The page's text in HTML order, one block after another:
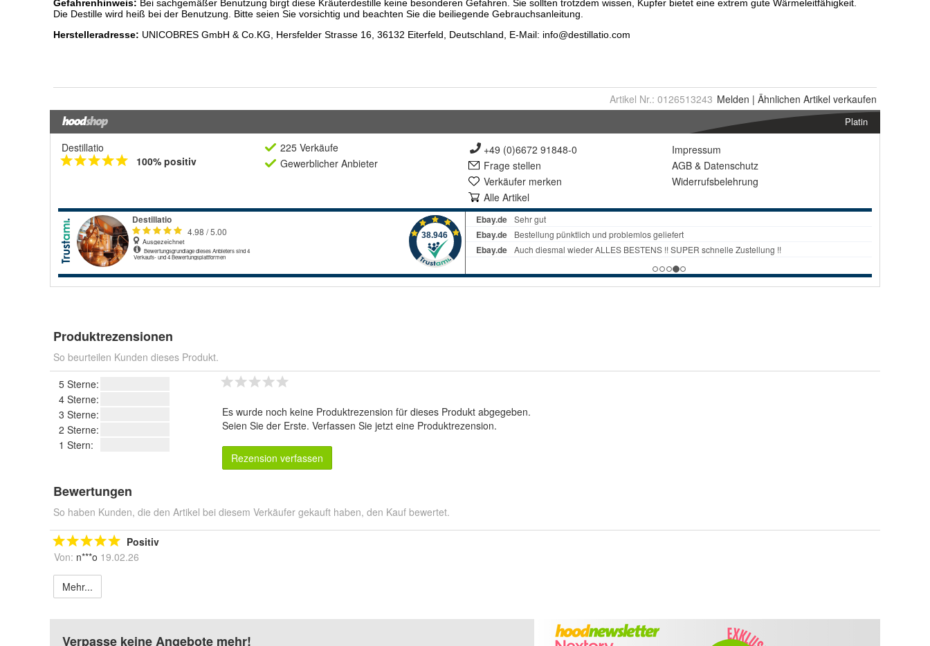
Artikel Nr.: 0126513243 Melden | Ähnlichen Artikel verkaufen
Platin
Destillatio
100% positiv
225 Verkäufe
Gewerblicher Anbieter
+49 (0)6672 91848-0
Frage stellen
Verkäufer merken
Alle Artikel
Impressum
AGB & Datenschutz
Widerrufsbelehrung
Produktrezensionen
So beurteilen Kunden dieses Produkt.
5 Sterne:
4 Sterne:
3 Sterne:
2 Sterne:
1 Stern:
Es wurde noch keine Produktrezension für dieses Produkt abgegeben.
Seien Sie der Erste. Verfassen Sie jetzt eine Produktrezension.
Rezension verfassen
Bewertungen
So haben Kunden, die den Artikel bei diesem Verkäufer gekauft haben, den Kauf bewertet.
Positiv
Von: n***o 19.02.26
Mehr...
Verpasse keine Angebote mehr!